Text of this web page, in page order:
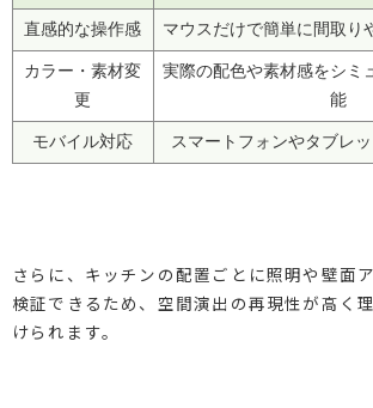
直感的な操作感 マウスだけで簡単に間取り
カラー・素材変
更
実際の配色や素材感をシミ
能
モバイル対応 スマートフォンやタブレ
さらに、キッチンの配置ごとに照明や壁面
検証できるため、空間演出の再現性が高く
けられます。